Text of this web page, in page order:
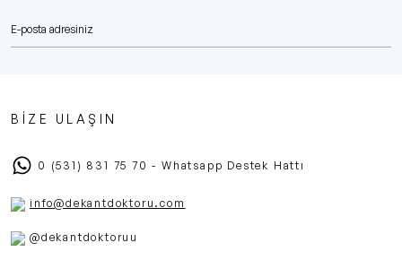
BİZE ULAŞIN
0 (531) 831 75 70 - Whatsapp Destek Hattı
info@dekantdoktoru.com
@dekantdoktoruu